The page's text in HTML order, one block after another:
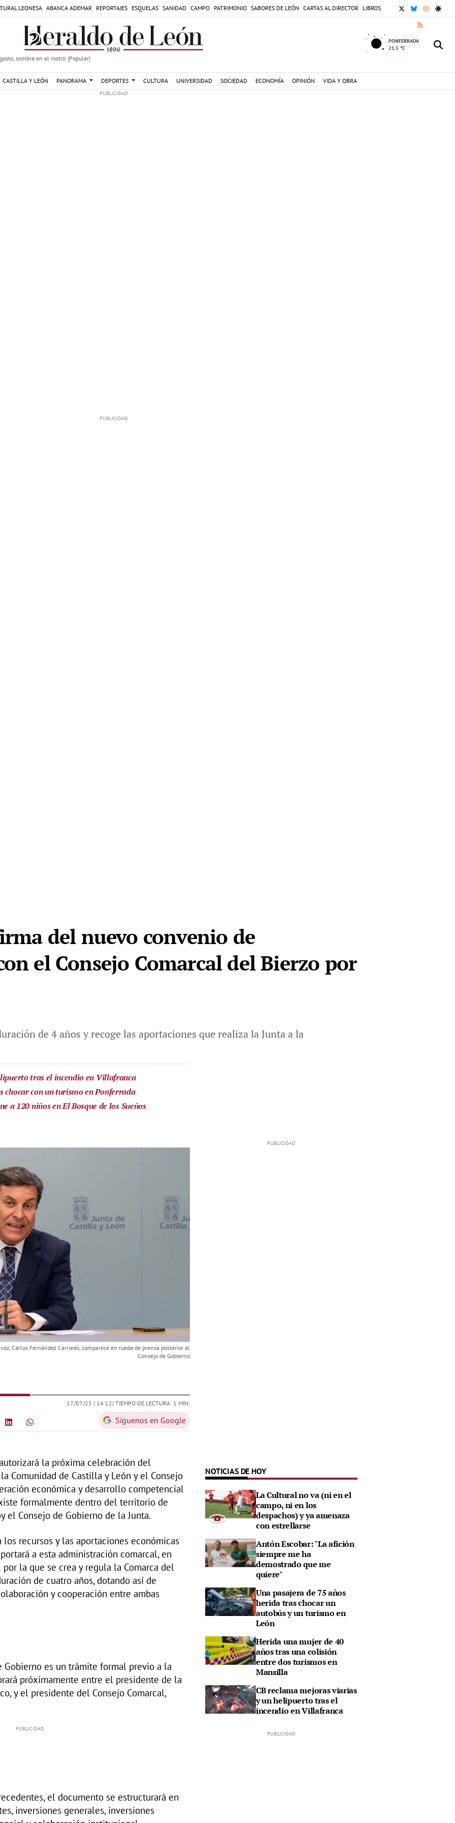
LEONESA ABANCA ADEMAR REPORTAJES ESQUELAS SANIDAD CAMPO PATRIMONIO SABORES DE LEÓN CARTAS AL DIRECTOR LIBROS X BLUESKY
RSS
sombra en el rostro' (Popular)
PONFERRADA
21.5 °C
CASTILLA Y LEÓN PANORAMA DEPORTES CULTURA UNIVERSIDAD SOCIEDAD ECONOMÍA OPINIÓN VIDA Y OBRA
del nuevo convenio de
el Consejo Comarcal del Bierzo por
de 4 años y recoge las aportaciones que realiza la Junta a la
tras el incendio en Villafranca
con un turismo en Ponferrada
a 120 niños en El Bosque de los Sueños
Carlos Fernández Carriedo, comparece en rueda de prensa posterior al
Consejo de Gobierno
17/07/25 | 14:12| TIEMPO DE LECTURA: 1 MIN.
Síguenos en Google
la próxima celebración del
Comunidad de Castilla y León y el Consejo
económica y desarrollo competencial
formalmente dentro del territorio de
el Consejo de Gobierno de la Junta.
recursos y las aportaciones económicas
a esta administración comarcal, en
la que se crea y regula la Comarca del
de cuatro años, dotando así de
y cooperación entre ambas
Gobierno es un trámite formal previo a la
próximamente entre el presidente de la
y el presidente del Consejo Comarcal,
el documento se estructurará en
inversiones generales, inversiones
NOTICIAS DE HOY
La Cultural no va (ni en el
campo, ni en los
despachos) y ya amenaza
con estrellarse
Antón Escobar: "La afición
siempre me ha
demostrado que me
quiere"
Una pasajera de 75 años
herida tras chocar un
autobús y un turismo en
León
Herida una mujer de 40
años tras una colisión
entre dos turismos en
Mansilla
CB reclama mejoras viarias
y un helipuerto tras el
incendio en Villafranca